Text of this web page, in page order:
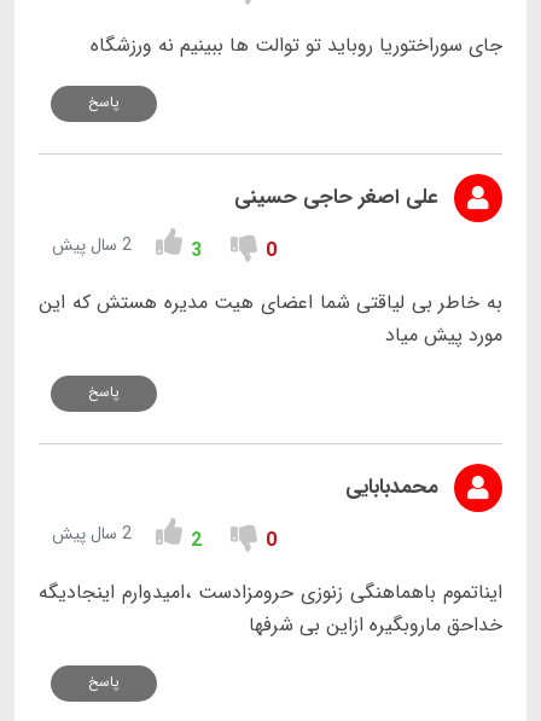
جای سوراختوریا روباید تو توالت ها ببینیم نه ورزشگاه
پاسخ
علی اصغر حاجی حسینی
0
3 2 سال پیش
به خاطر بی لیاقتی شما اعضای هیت مدیره هستش که این
مورد پیش میاد
پاسخ
محمدبابایی
0
2 2 سال پیش
ایناتموم باهماهنگی زنوزی حرومزادست ،امیدوارم اینجادیگه
خداحق ماروبگیره ازاین بی شرفها
پاسخ